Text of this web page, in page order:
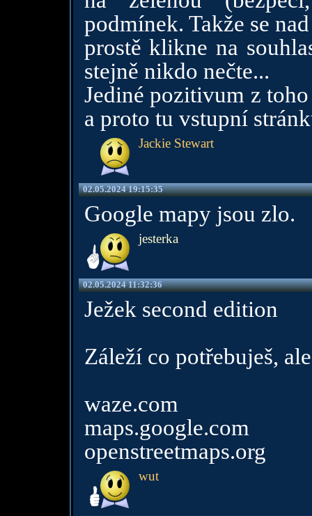
podmínek. Takže se
prostě klikne na
stejně nikdo nečte...
Jediné pozitivum z
a proto tu vstupní
Jackie Stewart
02.05.2024 19:15:35
Google mapy jsou zlo.
jesterka
02.05.2024 11:32:36
Ježek second edition
Záleží co potřebuješ,
waze.com
maps.google.com
openstreetmaps.org
wut